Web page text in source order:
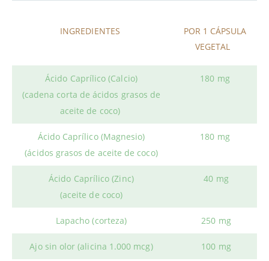
INGREDIENTES
POR 1 CÁPSULA
VEGETAL
Ácido Caprílico (Calcio)
(cadena corta de ácidos grasos de
aceite de coco)
180 mg
Ácido Caprílico (Magnesio)
(ácidos grasos de aceite de coco)
180 mg
Ácido Caprílico (Zinc)
(aceite de coco)
40 mg
Lapacho (corteza) 250 mg
Ajo sin olor (alicina 1.000 mcg) 100 mg